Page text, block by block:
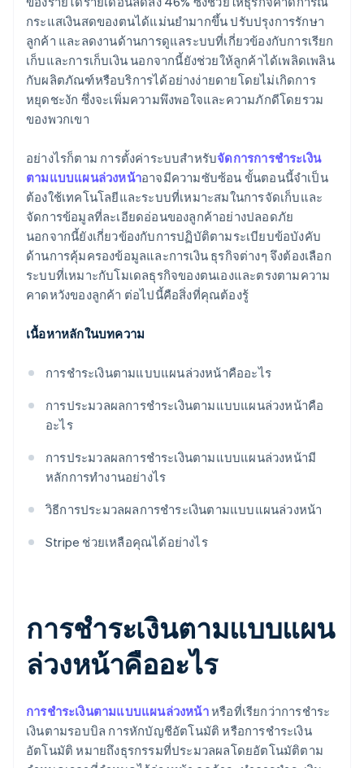
กระแสเงินสดของตนได้แม่นยำมากขึ้น ปรับปรุงการรักษา
ลูกค้า และลดงานด้านการดูแลระบบที่เกี่ยวข้องกับการเรียก
เก็บและการเก็บเงิน นอกจากนี้ยังช่วยให้ลูกค้าได้เพลิดเพลิน
กับผลิตภัณฑ์หรือบริการได้อย่างง่ายดายโดยไม่เกิดการ
หยุดชะงัก ซึ่งจะเพิ่มความพึงพอใจและความภักดีโดยรวม
ของพวกเขา
อย่างไรก็ตาม การตั้งค่าระบบสำหรับจัดการการชำระเงิน
ตามแบบแผนล่วงหน้าอาจมีความซับซ้อน ขั้นตอนนี้จำเป็น
ต้องใช้เทคโนโลยีและระบบที่เหมาะสมในการจัดเก็บและ
จัดการข้อมูลที่ละเอียดอ่อนของลูกค้าอย่างปลอดภัย
นอกจากนี้ยังเกี่ยวข้องกับการปฏิบัติตามระเบียบข้อบังคับ
ด้านการคุ้มครองข้อมูลและการเงิน ธุรกิจต่างๆ จึงต้องเลือก
ระบบที่เหมาะกับโมเดลธุรกิจของตนเองและตรงตามความ
คาดหวังของลูกค้า ต่อไปนี้คือสิ่งที่คุณต้องรู้
เนื้อหาหลักในบทความ
การชำระเงินตามแบบแผนล่วงหน้าคืออะไร
การประมวลผลการชำระเงินตามแบบแผนล่วงหน้าคือ
อะไร
การประมวลผลการชำระเงินตามแบบแผนล่วงหน้ามี
หลักการทำงานอย่างไร
วิธีการประมวลผลการชำระเงินตามแบบแผนล่วงหน้า
Stripe ช่วยเหลือคุณได้อย่างไร
การชำระเงินตามแบบแผน
ล่วงหน้าคืออะไร
การชำระเงินตามแบบแผนล่วงหน้าหรือที่เรียกว่าการชำระ
เงินตามรอบบิล การหักบัญชีอัตโนมัติ หรือการชำระเงิน
อัตโนมัติ หมายถึงธุรกรรมที่ประมวลผลโดยอัตโนมัติตาม